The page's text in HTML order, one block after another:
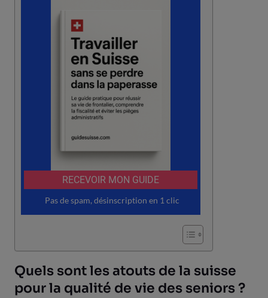
Quels sont les atouts de la suisse
pour la qualité de vie des seniors ?